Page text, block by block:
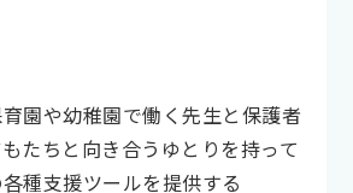
園や幼稚園で働く先生と保護者
たちと向き合うゆとりを持って
種支援ツールを提供する